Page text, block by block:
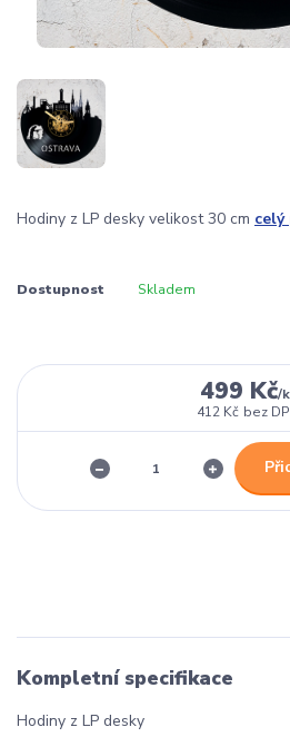
Hodiny z LP desky velikost 30 cm celý
Dostupnost Skladem
499 Kč/
412 Kč bez
Kompletní specifikace
Hodiny z LP desky